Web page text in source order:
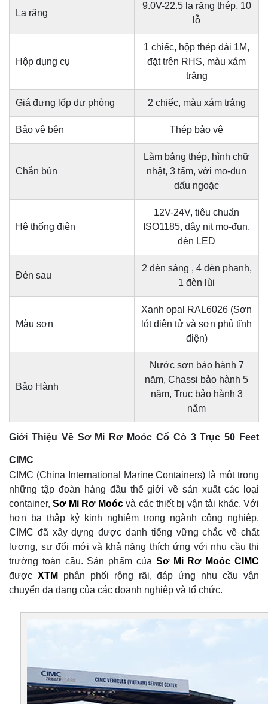
La răng
9.0V-22.5 la răng thép, 10
lỗ
Hộp dụng cụ
1 chiếc, hộp thép dài 1M,
đặt trên RHS, màu xám
trắng
Giá đựng lốp dự phòng 2 chiếc, màu xám trắng
Bảo vệ bên Thép bảo vệ
Chắn bùn
Làm bằng thép, hình chữ
nhật, 3 tấm, với mo-đun
dấu ngoặc
Hệ thống điện
12V-24V, tiêu chuẩn
ISO1185, dây nịt mo-đun,
đèn LED
Đèn sau
2 đèn sáng , 4 đèn phanh,
1 đèn lùi
Màu sơn
Xanh opal RAL6026 (Sơn
lót điện tử và sơn phủ tĩnh
điện)
Bảo Hành
Nước sơn bảo hành 7
năm, Chassi bảo hành 5
năm, Trục bảo hành 3
năm
Giới Thiệu Về Sơ Mi Rơ Moóc Cổ Cò 3 Trục 50 Feet
CIMC
CIMC (China International Marine Containers) là một trong
những tập đoàn hàng đầu thế giới về sản xuất các loại
container,Sơ Mi Rơ Moócvà các thiết bị vận tải khác. Với
hơn ba thập kỷ kinh nghiệm trong ngành công nghiệp,
CIMC đã xây dựng được danh tiếng vững chắc về chất
lượng, sự đổi mới và khả năng thích ứng với nhu cầu thị
trường toàn cầu. Sản phẩm của Sơ Mi Rơ Moóc CIMC
được XTM
phân phối rộng rãi, đáp ứng nhu cầu vận
chuyển đa dạng của các doanh nghiệp và tổ chức.